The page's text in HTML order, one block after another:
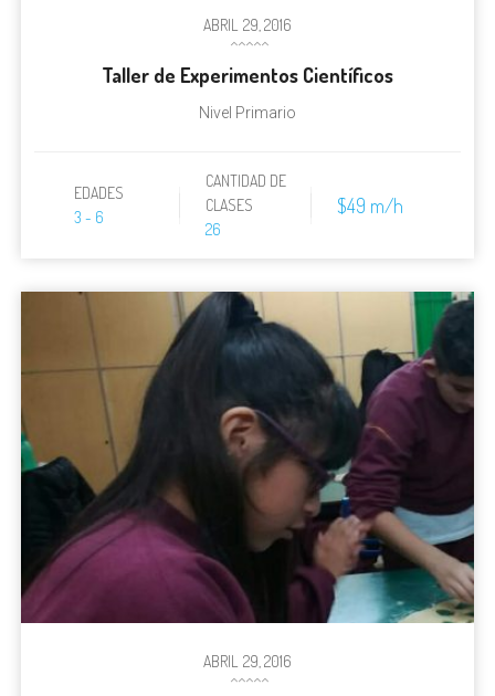
ABRIL 29, 2016
Taller de Experimentos Científicos
Nivel Primario
EDADES
3 - 6
CANTIDAD DE
CLASES
26
$49 m/h
ABRIL 29, 2016